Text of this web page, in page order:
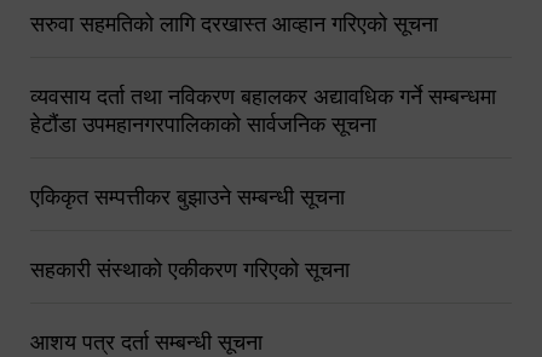
सरुवा सहमतिको लागि दरखास्त आव्हान गरिएको सूचना
व्यवसाय दर्ता तथा नविकरण बहालकर अद्यावधिक गर्ने सम्बन्धमा
हेटौंडा उपमहानगरपालिकाको सार्वजनिक सूचना
एकिकृत सम्पत्तीकर बुझाउने सम्बन्धी सूचना
सहकारी संस्थाको एकीकरण गरिएको सूचना
आशय पत्र दर्ता सम्बन्धी सूचना